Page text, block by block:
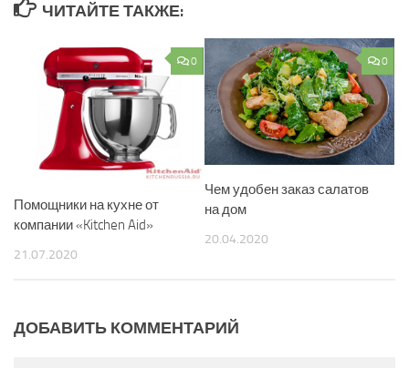
ЧИТАЙТЕ ТАКЖЕ:
0
Помощники на кухне от
компании «Kitchen Aid»
21.07.2020
0
Чем удобен заказ салатов
на дом
20.04.2020
ДОБАВИТЬ КОММЕНТАРИЙ